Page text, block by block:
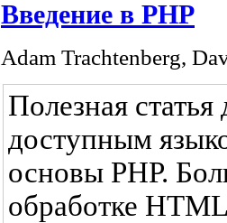
Введение в PHP
Adam Trachtenberg,
Полезная
доступным
основы PHP.
обработке